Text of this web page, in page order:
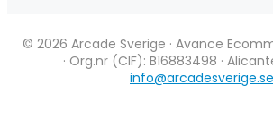
© 2026 Arcade Sverige · Avance
· Org.nr (CIF): B16883498 ·
info@arcadesverige.se